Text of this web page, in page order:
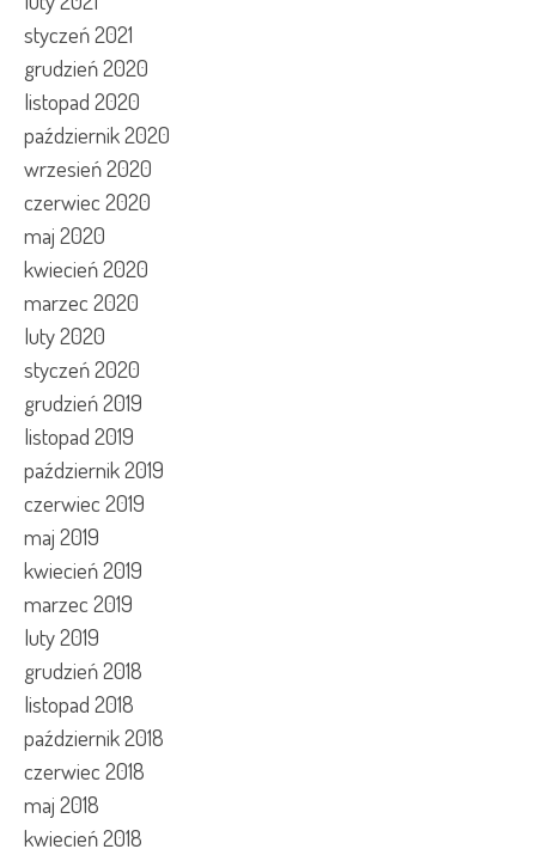
styczeń 2021
grudzień 2020
listopad 2020
październik 2020
wrzesień 2020
czerwiec 2020
maj 2020
kwiecień 2020
marzec 2020
luty 2020
styczeń 2020
grudzień 2019
listopad 2019
październik 2019
czerwiec 2019
maj 2019
kwiecień 2019
marzec 2019
luty 2019
grudzień 2018
listopad 2018
październik 2018
czerwiec 2018
maj 2018
kwiecień 2018